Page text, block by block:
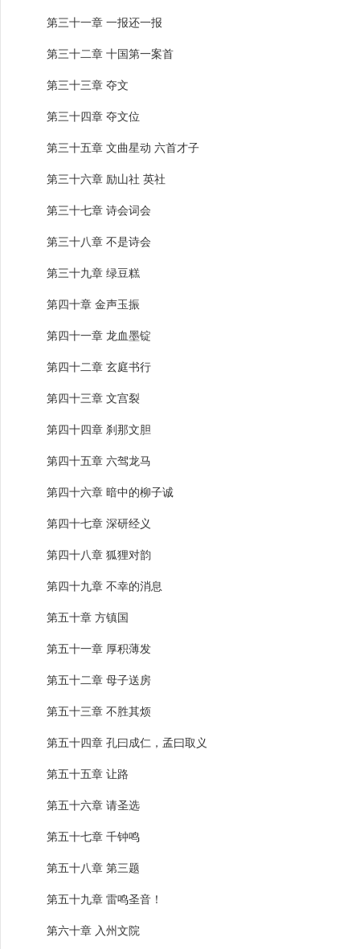
第三十一章 一报还一报
第三十二章 十国第一案首
第三十三章 夺文
第三十四章 夺文位
第三十五章 文曲星动 六首才子
第三十六章 励山社 英社
第三十七章 诗会词会
第三十八章 不是诗会
第三十九章 绿豆糕
第四十章 金声玉振
第四十一章 龙血墨锭
第四十二章 玄庭书行
第四十三章 文宫裂
第四十四章 刹那文胆
第四十五章 六驾龙马
第四十六章 暗中的柳子诚
第四十七章 深研经义
第四十八章 狐狸对韵
第四十九章 不幸的消息
第五十章 方镇国
第五十一章 厚积薄发
第五十二章 母子送房
第五十三章 不胜其烦
第五十四章 孔曰成仁，孟曰取义
第五十五章 让路
第五十六章 请圣选
第五十七章 千钟鸣
第五十八章 第三题
第五十九章 雷鸣圣音！
第六十章 入州文院